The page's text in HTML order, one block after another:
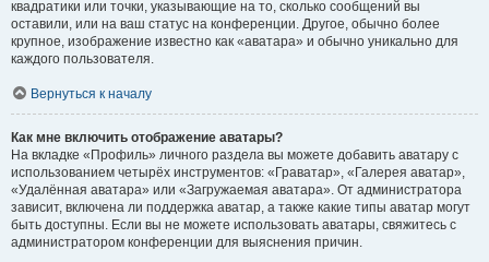
квадратики или точки, указывающие на то, сколько сообщений вы
оставили, или на ваш статус на конференции. Другое, обычно более
крупное, изображение известно как «аватара» и обычно уникально для
каждого пользователя.
Вернуться к началу
Как мне включить отображение аватары?
На вкладке «Профиль» личного раздела вы можете добавить аватару с
использованием четырёх инструментов: «Граватар», «Галерея аватар»,
«Удалённая аватара» или «Загружаемая аватара». От администратора
зависит, включена ли поддержка аватар, а также какие типы аватар могут
быть доступны. Если вы не можете использовать аватары, свяжитесь с
администратором конференции для выяснения причин.